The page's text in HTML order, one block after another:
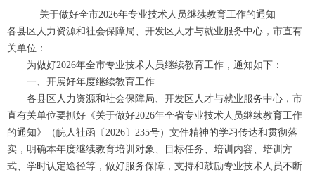
关于做好全市2026年专业技术人员继续教育工作的通知
各县区人力资源和社会保障局、开发区人才与就业服务中心，市直有
关单位：
为做好2026年全市专业技术人员继续教育工作，通知如下：
一、开展好年度继续教育工作
各县区人力资源和社会保障局、开发区人才与就业服务中心，市
直有关单位要抓好《关于做好2026年全省专业技术人员继续教育工作
的通知》（皖人社函〔2026〕235号）文件精神的学习传达和贯彻落
实，明确本年度继续教育培训对象、目标任务、培训内容、培训方
式、学时认定途径等，做好服务保障，支持和鼓励专业技术人员不断